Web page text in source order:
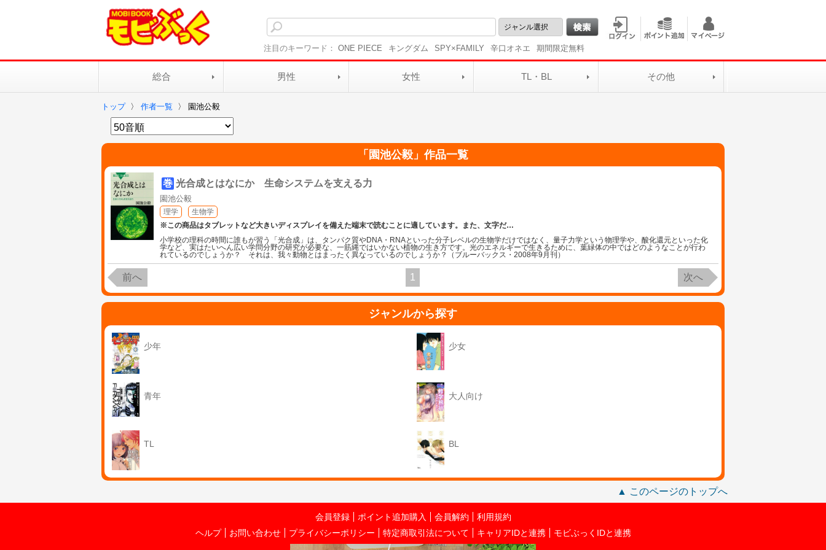
注目のキーワード： ONE PIECE キングダム SPY×FAMILY 辛口オネエ 期間限定無料
総合 男性 女性 TL・BL その他
トップ 〉 作者一覧 〉 園池公毅
「 園池公毅」作品一覧
巻 光合成とはなにか 生命システムを支える力
園池公毅
理学
生物学
※この商品はタブレットなど大きいディスプレイを備えた端末で読むことに適しています。また、文字だ…
小学校の理科の時間に誰もが習う「光合成」は、タンパク質やDNA・RNAといった分子レベルの生物学だけではなく、量子力学という物理学や、酸化還元といった化
学など、実はたいへん広い学問分野の研究が必要な、一筋縄ではいかない植物の生き方です。光のエネルギーで生きるために、葉緑体の中ではどのようなことが行わ
れているのでしょうか？ それは、我々動物とはまったく異なっているのでしょうか？（ブルーバックス・2008年9月刊）
前へ 1 次へ
ジャンルから探す
少年 少女
青年 大人向け
TL BL
▲ このページのトップへ
会員登録 ポイント追加購入 会員解約
利用規約
ヘルプ
お問い合わせ プライバシーポリシー 特定商取引法について キャリアIDと連携 モビぶっくIDと連携